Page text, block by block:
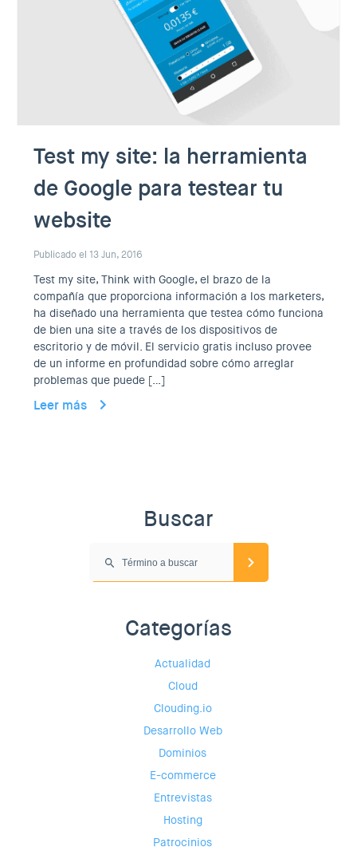
Test my site: la herramienta
de Google para testear tu
website
Publicado el 13 Jun, 2016
Test my site, Think with Google, el brazo de la
compañía que proporciona información a los marketers,
ha diseñado una herramienta que testea cómo funciona
de bien una site a través de los dispositivos de
escritorio y de móvil. El servicio gratis incluso provee
de un informe en profundidad sobre cómo arreglar
problemas que puede […]
Leer más
Buscar
Categorías
Actualidad
Cloud
Clouding.io
Desarrollo Web
Dominios
E-commerce
Entrevistas
Hosting
Patrocinios